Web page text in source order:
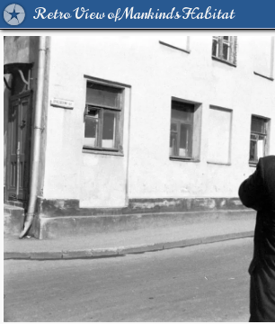
Retro View of Mankind's Habitat